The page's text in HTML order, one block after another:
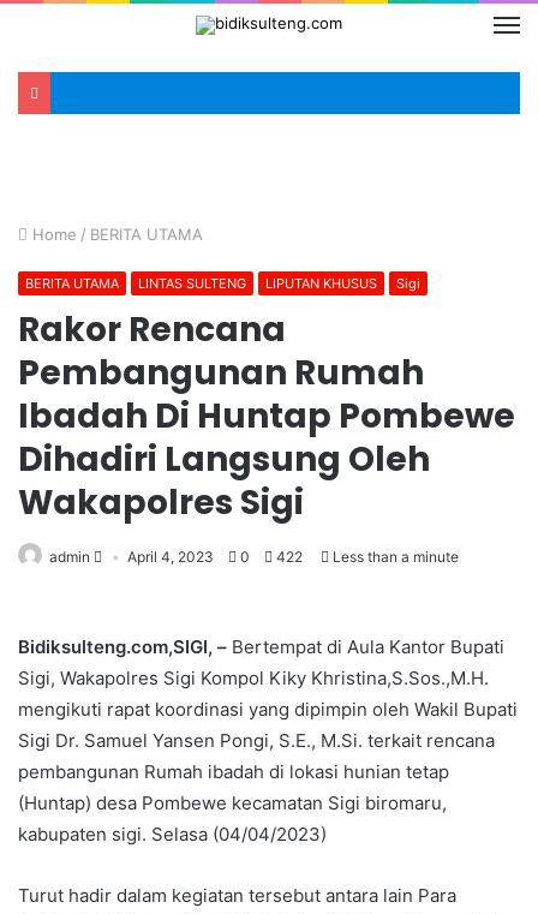
Home / BERITA UTAMA
BERITA UTAMA LINTAS SULTENG LIPUTAN KHUSUS Sigi
Rakor Rencana
Pembangunan Rumah
Ibadah Di Huntap Pombewe
Dihadiri Langsung Oleh
Wakapolres Sigi
admin April 4, 2023 0 422 Less than a minute
Bidiksulteng.com,SIGI, – Bertempat di Aula Kantor Bupati
Sigi, Wakapolres Sigi Kompol Kiky Khristina,S.Sos.,M.H.
mengikuti rapat koordinasi yang dipimpin oleh Wakil Bupati
Sigi Dr. Samuel Yansen Pongi, S.E., M.Si. terkait rencana
pembangunan Rumah ibadah di lokasi hunian tetap
(Huntap) desa Pombewe kecamatan Sigi biromaru,
kabupaten sigi. Selasa (04/04/2023)
Turut hadir dalam kegiatan tersebut antara lain Para